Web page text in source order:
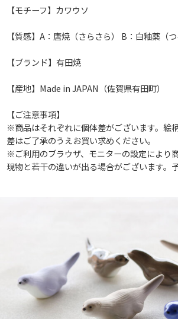
【モチーフ】カワウソ
【質感】A：唐焼（さらさら） B：白釉薬（つ
【ブランド】有田焼
【産地】Made in JAPAN（佐賀県有田町）
【ご注意事項】
※商品はそれぞれに個体差がございます。絵
差はご了承のうえお買い求めください。
※ご利用のブラウザ、モニターの設定により
現物と若干の違いが出る場合がございます。